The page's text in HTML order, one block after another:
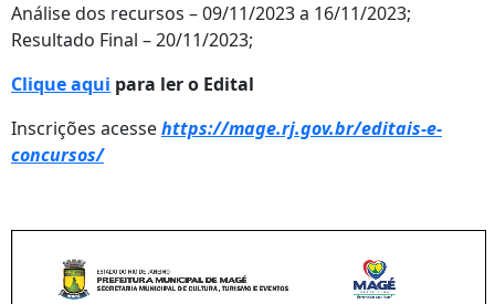
Análise dos recursos – 09/11/2023 a 16/11/2023;
Resultado Final – 20/11/2023;
Clique aqui para ler o Edital
Inscrições acessehttps://mage.rj.gov.br/editais-e-
concursos/